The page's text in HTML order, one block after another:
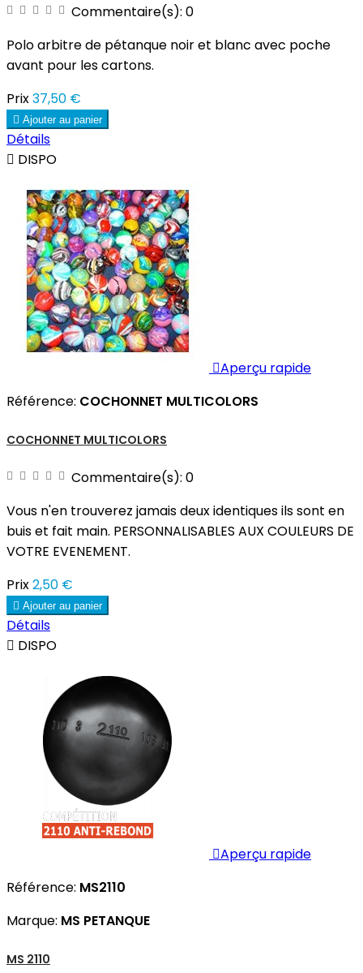
Commentaire(s): 0
Polo arbitre de pétanque noir et blanc avec poche
avant pour les cartons.
Prix37,50 €
 Ajouter au panier
Détails
 DISPO
Aperçu rapide
Référence: COCHONNET MULTICOLORS
COCHONNET MULTICOLORS
Commentaire(s): 0
Vous n'en trouverez jamais deux identiques ils sont en
buis et fait main. PERSONNALISABLES AUX COULEURS DE
VOTRE EVENEMENT.
Prix2,50 €
 Ajouter au panier
Détails
 DISPO
Aperçu rapide
Référence: MS2110
Marque: MS PETANQUE
MS 2110